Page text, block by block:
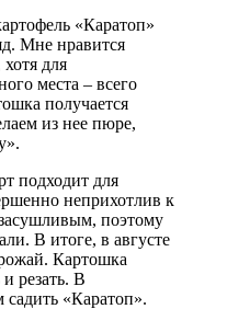
«Каратоп»
Мне нравится
для
места – всего
получается
из нее пюре,
подходит для
неприхотлив к
поэтому
В итоге, в августе
Картошка
резать. В
«Каратоп».